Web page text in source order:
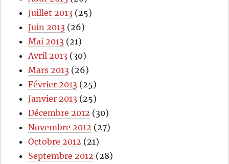
Juillet 2013 (25)
Juin 2013 (26)
Mai 2013 (21)
Avril 2013 (30)
Mars 2013 (26)
Février 2013 (25)
Janvier 2013 (25)
Décembre 2012 (30)
Novembre 2012 (27)
Octobre 2012 (21)
Septembre 2012 (28)